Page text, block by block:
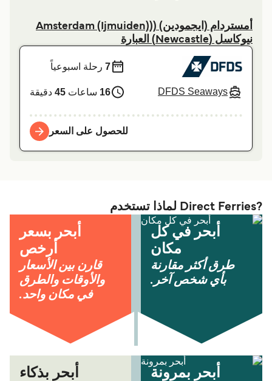
أمستردام (ايجمودين) ((Amsterdam (Ijmuiden)
نیوکاسل (Newcastle) العبارة
DFDS Seaways
7رحلة اسبوعياً
16ساعات45دقيقة
للحصول على السعر
أبحر في كل
مكان
طرق أكثر مقارنة
بأي شخص آخر.
أبحر بسعر
أرخص
قارن بين الأسعار
والأوقات والطرق
في مكان واحد.
أبحر بمرونة أبحر بذكاء